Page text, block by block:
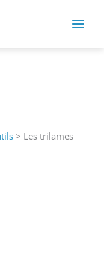
> Les trilames